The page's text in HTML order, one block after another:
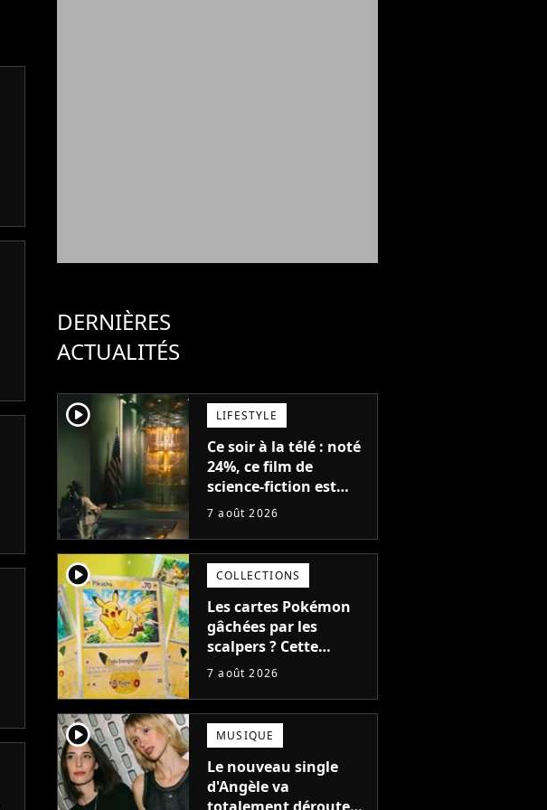
DERNIÈRES
ACTUALITÉS
player2 LIFESTYLE
Ce soir à la télé : noté
24%, ce film de
science-fiction est
complètement raté,
encore pire à cause de
son acteur
7 août 2026
player2 COLLECTIONS
Les cartes Pokémon
gâchées par les
scalpers ? Cette
technique géniale
ruiner les revendeurs
7 août 2026
player2 MUSIQUE
Le nouveau single
d'Angèle va